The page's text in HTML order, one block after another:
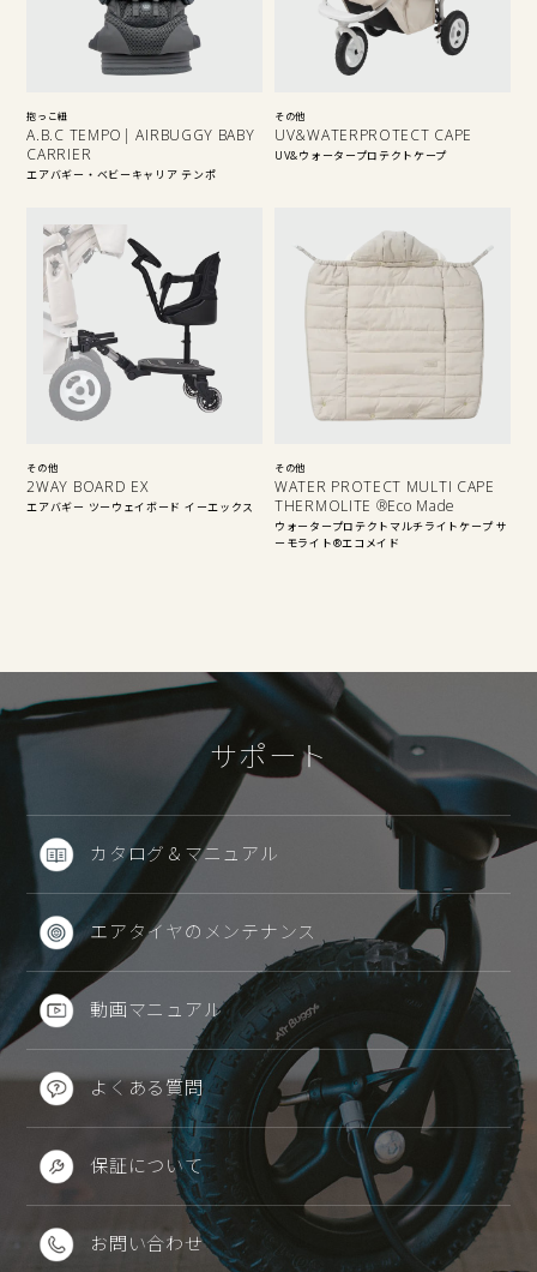
抱っこ紐
A.B.C TEMPO| AIRBUGGY BABY
CARRIER
エアバギー・ベビーキャリア テンポ
その他
UV&WATERPROTECT CAPE
UV&ウォータープロテクトケープ
その他
2WAY BOARD EX
エアバギー ツーウェイボード イーエックス
その他
WATER PROTECT MULTI CAPE
THERMOLITE ®Eco Made
ウォータープロテクトマルチライトケープ サ
ーモライト®エコメイド
サポート
カタログ＆マニュアル
エアタイヤのメンテナンス
動画マニュアル
よくある質問
保証について
お問い合わせ